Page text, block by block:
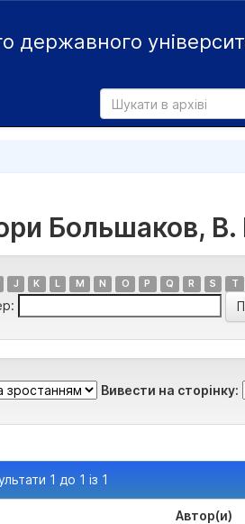
державного
Большаков, В.
J K L M N O P Q R S T
Вивести на сторінку:
1 до 1 із 1
Автор(и)